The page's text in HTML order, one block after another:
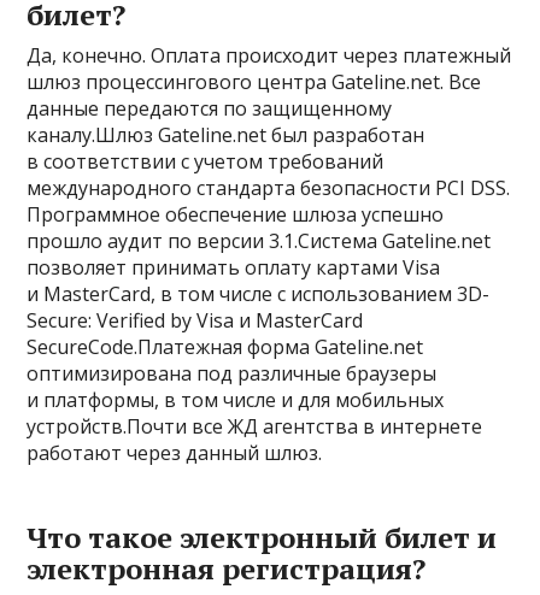
билет?
Да, конечно. Оплата происходит через платежный
шлюз процессингового центра Gateline.net. Все
данные передаются по защищенному
каналу.Шлюз Gateline.net был разработан
в соответствии с учетом требований
международного стандарта безопасности PCI DSS.
Программное обеспечение шлюза успешно
прошло аудит по версии 3.1.Система Gateline.net
позволяет принимать оплату картами Visa
и MasterCard, в том числе с использованием 3D-
Secure: Verified by Visa и MasterCard
SecureCode.Платежная форма Gateline.net
оптимизирована под различные браузеры
и платформы, в том числе и для мобильных
устройств.Почти все ЖД агентства в интернете
работают через данный шлюз.
Что такое электронный билет и
электронная регистрация?